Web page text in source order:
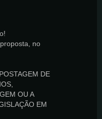
no
DE
OU A
EM